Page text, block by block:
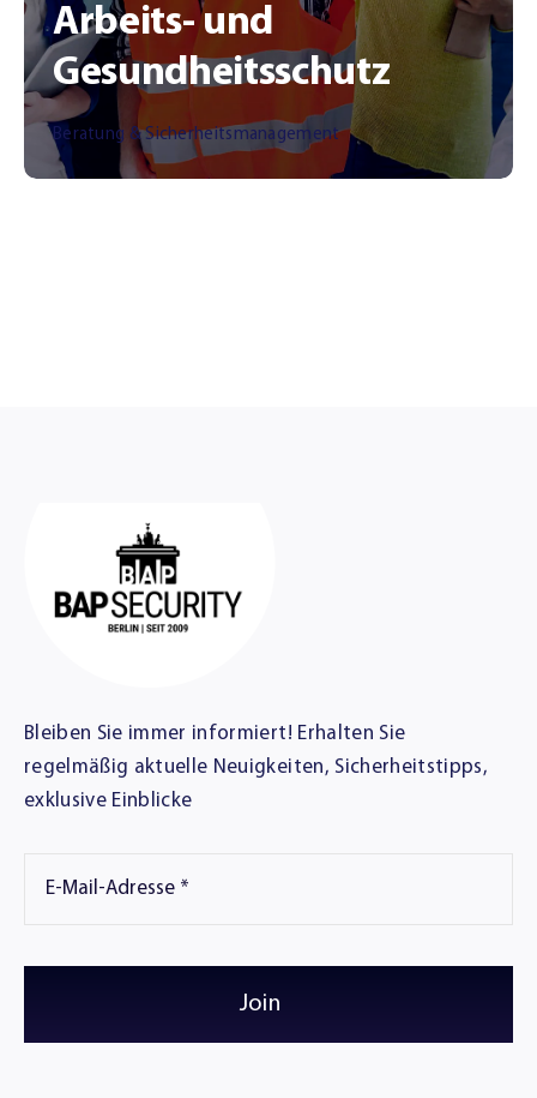
Arbeits- und
Gesundheitsschutz
Beratung & Sicherheitsmanagement
Bleiben Sie immer informiert! Erhalten Sie
regelmäßig aktuelle Neuigkeiten, Sicherheitstipps,
exklusive Einblicke
Join